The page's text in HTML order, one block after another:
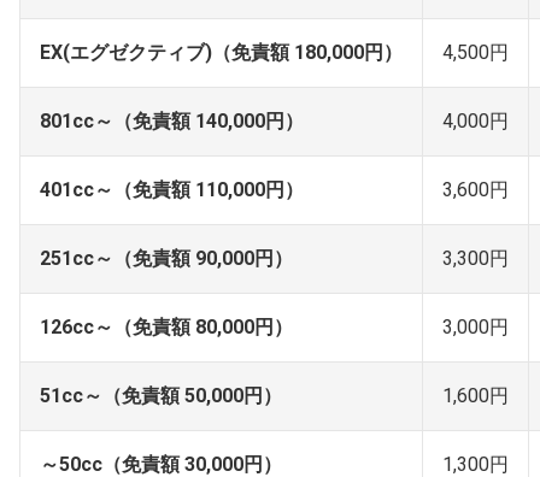
EX(エグゼクティブ)（免責額 180,000円） 4,500円
801cc～（免責額 140,000円） 4,000円
401cc～（免責額 110,000円） 3,600円
251cc～（免責額 90,000円） 3,300円
126cc～（免責額 80,000円） 3,000円
51cc～（免責額 50,000円） 1,600円
～50cc（免責額 30,000円） 1,300円